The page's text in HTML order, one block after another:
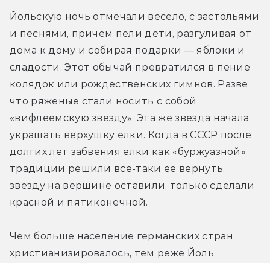
Йольскую ночь отмечали весело, с застольями
и песнями, причём пели дети, разгуливая от
дома к дому и собирая подарки — яблоки и
сладости. Этот обычай превратился в пение
колядок или рождественских гимнов. Разве
что ряженые стали носить с собой
«вифлеемскую звезду». Эта же звезда начала
украшать верхушку ёлки. Когда в СССР после
долгих лет забвения ёлки как «буржуазной»
традиции решили всё-таки её вернуть,
звезду на вершине оставили, только сделали
красной и пятиконечной.
Чем больше население германских стран
христианизировалось, тем реже Йоль